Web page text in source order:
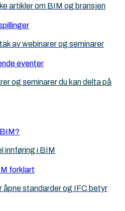
artikler om BIM og bransjen
av webinarer og seminarer
eventer
og seminarer du kan delta på
innføring i BIM
forklart
åpne standarder og IFC betyr